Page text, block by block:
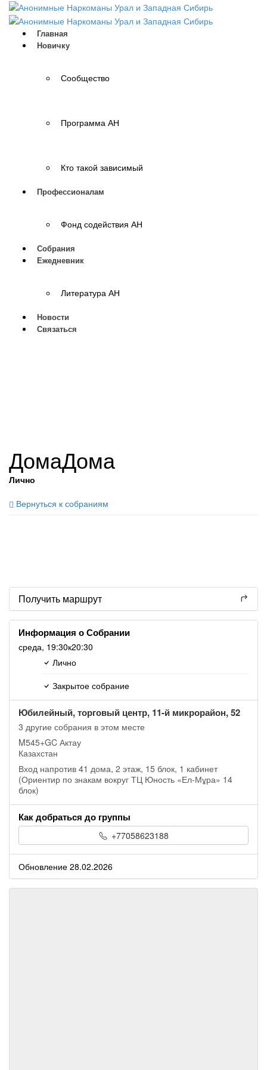
Главная
Новичку
Сообщество
Программа АН
Кто такой зависимый
Профессионалам
Фонд содействия АН
Собрания
Ежедневник
Литература АН
Новости
Связаться
ДомаДома
Лично
Вернуться к собраниям
Получить маршрут
Информация о Собрании
среда, 19:30к20:30
Лично
Закрытое собрание
Юбилейный, торговый центр, 11-й микрорайон, 52
3 другие собрания в этом месте
M545+GC Актау
Казахстан
Вход напротив 41 дома, 2 этаж, 15 блок, 1 кабинет
(Ориентир по знакам вокруг ТЦ Юность «Ел-Мұра» 14
блок)
Как добраться до группы
+77058623188
Обновление 28.02.2026